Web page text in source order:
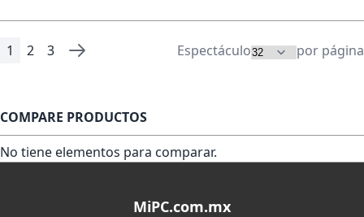
Página
Está viendo la página
1 Página
2 Página
3 Página
Siguiente Espectáculo por página
COMPARE PRODUCTOS
No tiene elementos para comparar.
MiPC.com.mx